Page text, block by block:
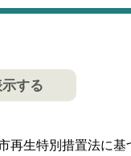
する
生特別措置法に